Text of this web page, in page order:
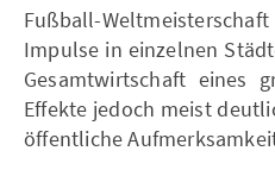
Fußball-
Impulse in einzelnen
Gesamtwirtschaft eines
Effekte jedoch meist
öffentliche